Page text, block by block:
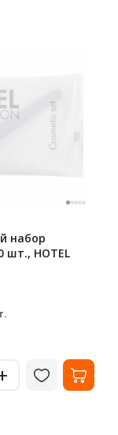
набор
HOTEL
2000311